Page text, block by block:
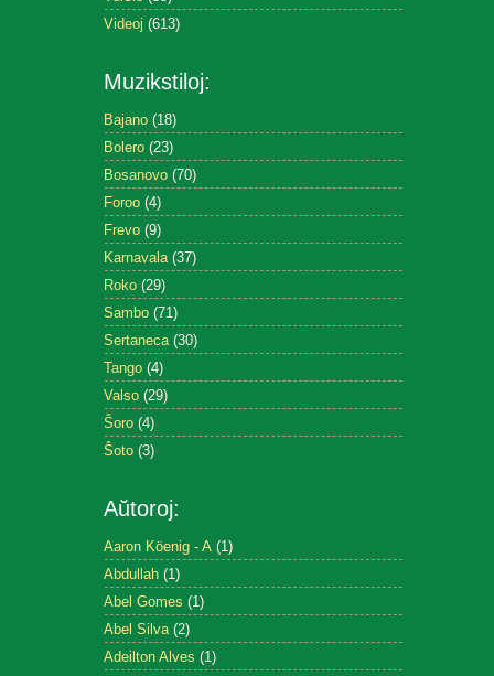
Videoj (613)
Muzikstiloj:
Bajano (18)
Bolero (23)
Bosanovo (70)
Foroo (4)
Frevo (9)
Karnavala (37)
Roko (29)
Sambo (71)
Sertaneca (30)
Tango (4)
Valso (29)
Ŝoro (4)
Ŝoto (3)
Aŭtoroj:
Aaron Köenig - A (1)
Abdullah (1)
Abel Gomes (1)
Abel Silva (2)
Adeilton Alves (1)